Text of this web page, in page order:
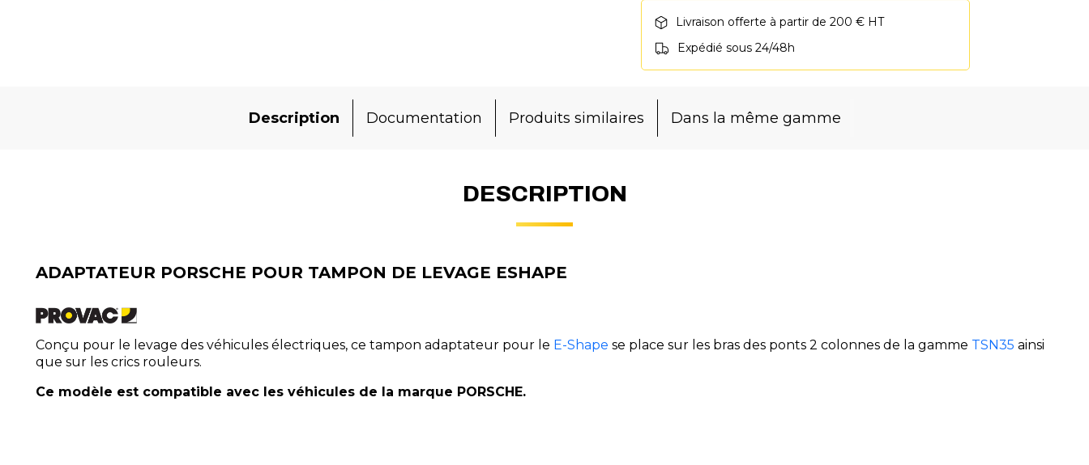
Livraison offerte à partir de 200 € HT
Expédié sous 24/48h
Description Documentation Produits similaires Dans la même gamme
DESCRIPTION
ADAPTATEUR PORSCHE POUR TAMPON DE LEVAGE ESHAPE
Conçu pour le levage des véhicules électriques, ce tampon adaptateur pour le E-Shape se place sur les bras des ponts 2 colonnes de la gamme TSN35 ainsi
que sur les crics rouleurs.
Ce modèle est compatible avec les véhicules de la marque PORSCHE.